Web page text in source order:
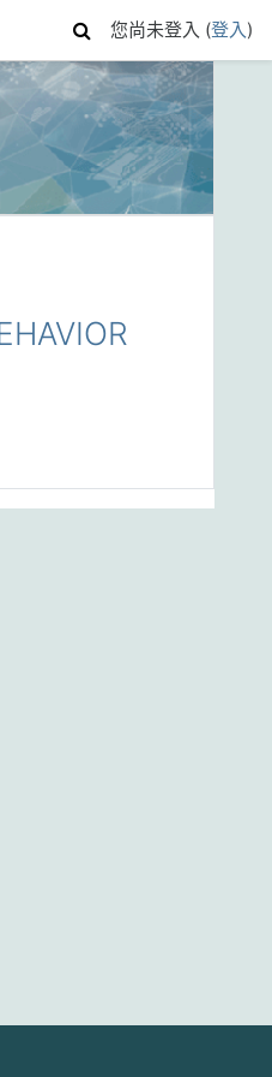
您尚未登入 (登入)